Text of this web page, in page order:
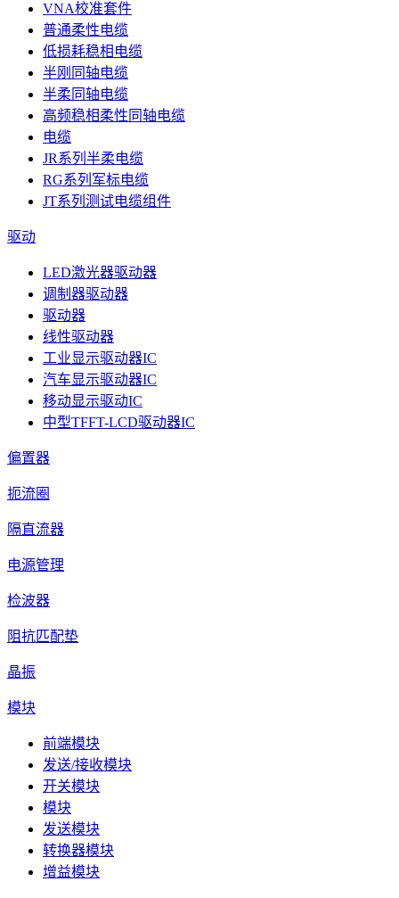
VNA校准套件
普通柔性电缆
低损耗稳相电缆
半刚同轴电缆
半柔同轴电缆
高频稳相柔性同轴电缆
电缆
JR系列半柔电缆
RG系列军标电缆
JT系列测试电缆组件
驱动
LED激光器驱动器
调制器驱动器
驱动器
线性驱动器
工业显示驱动器IC
汽车显示驱动器IC
移动显示驱动IC
中型TFFT-LCD驱动器IC
偏置器
扼流圈
隔直流器
电源管理
检波器
阻抗匹配垫
晶振
模块
前端模块
发送/接收模块
开关模块
模块
发送模块
转换器模块
增益模块